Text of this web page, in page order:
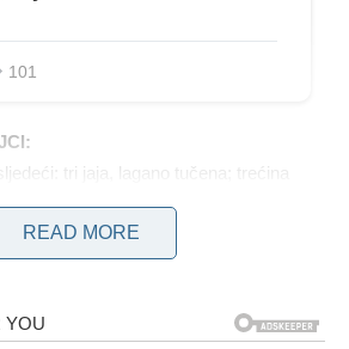
tri jaja, lagano tučena; trećina
jogurta (oko 80 ml); tri žlice
ml); jedna i četvrtina šalice brašna po
trećina šalice ribanog parmezana
naribanih tikvica (oko 300 g); jedna
READ MORE